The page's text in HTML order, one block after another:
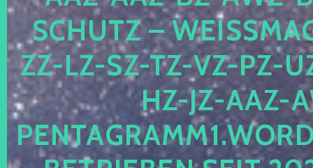
CHUTZ –
-LZ-SZ-TZ-VZ-PZ-UZ-
-JZ-AAZ-